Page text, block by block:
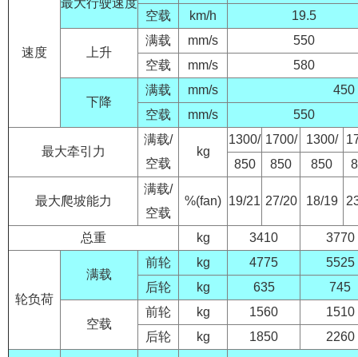
速度
最大行驶速度
空载
km/h 19.5
上升
满载 mm/s
550
空载
mm/s 580
下降
满载 mm/s
450
空载
mm/s 550
最大牵引力
满载/
空载
kg
1300/ 1700/ 1300/
850
850 850
最大爬坡能力
满载/
空载
%(fan) 19/21 27/20 18/19
总重 kg 3410 3770
轮负荷
满载
前轮 kg 4775
5525
后轮
kg 635 745
空载
前轮 kg 1560
1510
后轮
kg 1850 2260